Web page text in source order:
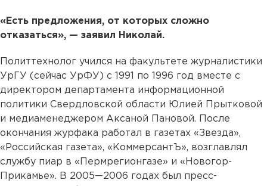
«Есть предложения, от которых сложно
отказаться», — заявил Николай.
Политтехнолог учился на факультете журналистики
УрГУ (сейчас УрФУ) с 1991 по 1996 год вместе с
директором департамента информационной
политики Свердловской области Юлией Прытковой
и медиаменеджером Аксаной Пановой. После
окончания журфака работал в газетах «Звезда»,
«Российская газета», «КоммерсантЪ», возглавлял
службу пиар в «Пермрегионгазе» и «Новогор-
Прикамье». В 2005—2006 годах был пресс-